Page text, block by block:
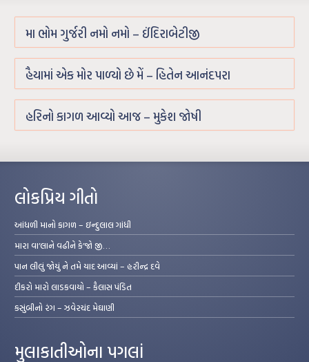
મા ભોમ ગુર્જરી નમો નમો – ઈંદિરાબેટીજી
હૈયામાં એક મોર પાળ્યો છે મેં – હિતેન આનંદપરા
હરિનો કાગળ આવ્યો આજ – મુકેશ જોષી
લોકપ્રિય ગીતો
આંધળી માનો કાગળ – ઇન્દુલાલ ગાંધી
મારા વા’લાને વઢીને કે’જો જી…
પાન લીલું જોયું ને તમે યાદ આવ્યાં – હરીન્દ્ર દવે
દીકરો મારો લાડકવાયો – કૈલાસ પંડિત
કસુંબીનો રંગ – ઝવેરચંદ મેઘાણી
મુલાકાતીઓના પગલાં